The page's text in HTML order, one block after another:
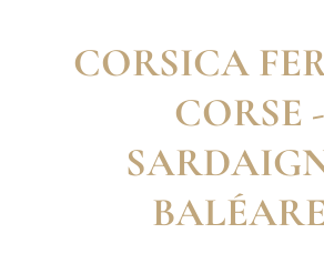
CORSICA
CORSE -